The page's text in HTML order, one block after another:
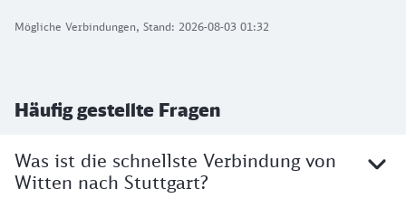
Mögliche Verbindungen, Stand: 2026-08-03 01:32
Häufig gestellte Fragen
Was ist die schnellste Verbindung von
Witten nach Stuttgart?